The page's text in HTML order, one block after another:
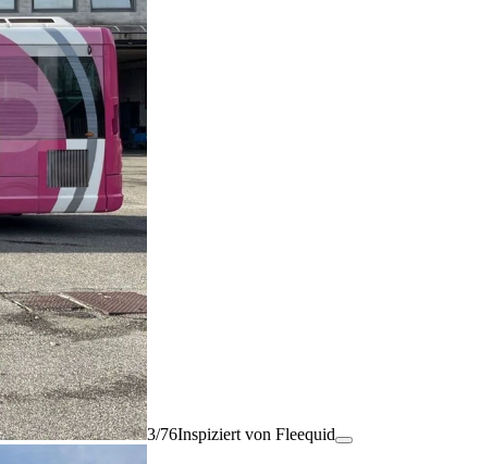
3/76Inspiziert von Fleequid